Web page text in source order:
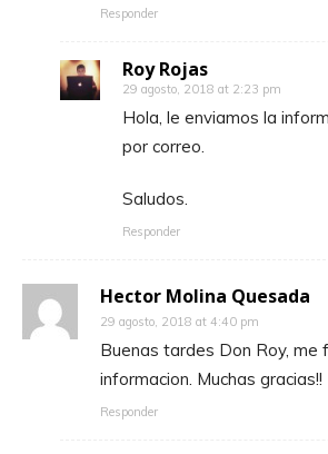
Responder
Roy Rojas
29 agosto, 2018 at 2:23 pm
Hola, le enviamos la
por correo.
Saludos.
Responder
Hector Molina Quesada
29 agosto, 2018 at 4:40 pm
Buenas tardes Don Roy, me
informacion. Muchas gracias!!
Responder